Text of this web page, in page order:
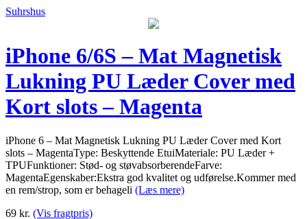
Suhrshus
iPhone 6/6S – Mat Magnetisk
Lukning PU Læder Cover med
Kort slots – Magenta
iPhone 6 – Mat Magnetisk Lukning PU Læder Cover med Kort
slots – MagentaType: Beskyttende EtuiMateriale: PU Læder +
TPUFunktioner: Stød- og støvabsorberendeFarve:
MagentaEgenskaber:Ekstra god kvalitet og udførelse.Kommer med
en rem/strop, som er behageli (Læs mere)
69 kr. (Vis fragtpris)